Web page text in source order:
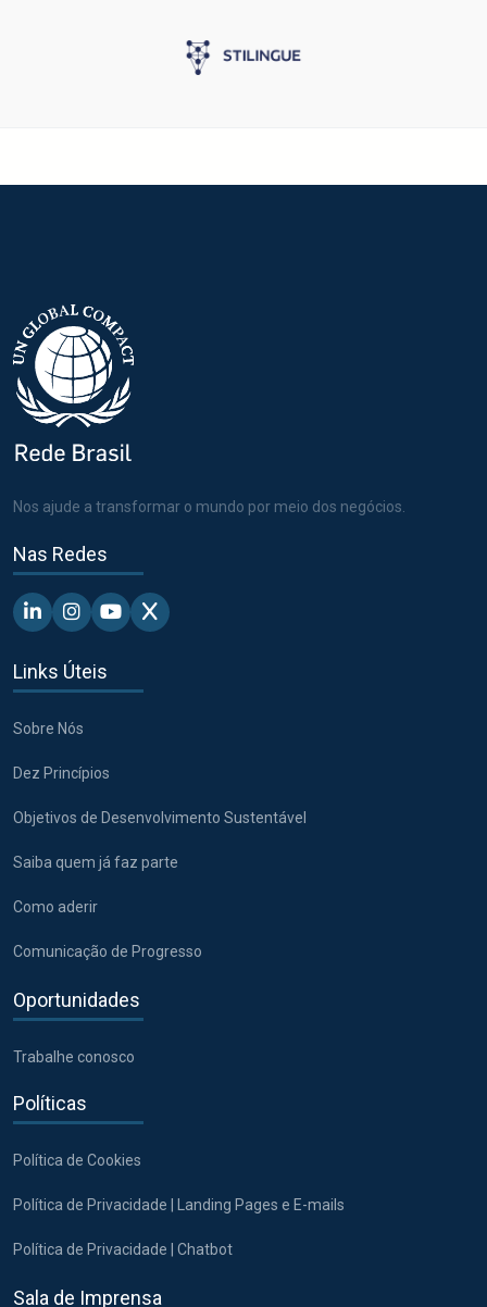
Nos ajude a transformar o mundo por meio dos negócios.
Nas Redes
Linkedin - Pacto Global BR
Instagram - Pacto Global BR
Youtube - Pacto Global BR
X - Pacto Global BR
Links Úteis
Sobre Nós
Dez Princípios
Objetivos de Desenvolvimento Sustentável
Saiba quem já faz parte
Como aderir
Comunicação de Progresso
Oportunidades
Trabalhe conosco
Políticas
Política de Cookies
Política de Privacidade | Landing Pages e E-mails
Política de Privacidade | Chatbot
Sala de Imprensa